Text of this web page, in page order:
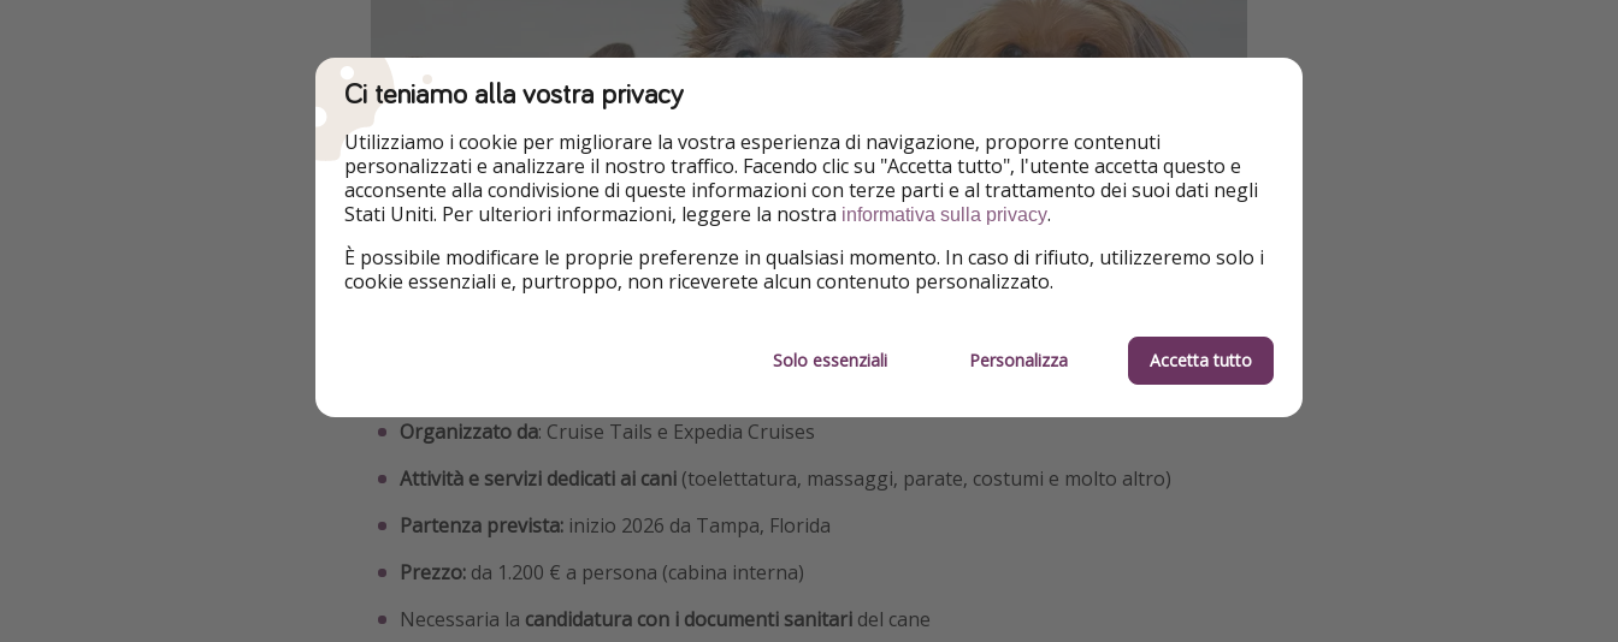
Tutte le info ℹ️
Organizzato da: Cruise Tails e Expedia Cruises
Attività e servizi dedicati ai cani (toelettatura, massaggi, parate, costumi e molto altro)
Partenza prevista: inizio 2026 da Tampa, Florida
Prezzo: da 1.200 € a persona (cabina interna)
Necessaria la candidatura con i documenti sanitari del cane
Ci teniamo alla vostra privacy
Utilizziamo i cookie per migliorare la vostra esperienza di navigazione, proporre contenuti
personalizzati e analizzare il nostro traffico. Facendo clic su "Accetta tutto", l'utente accetta questo e
acconsente alla condivisione di queste informazioni con terze parti e al trattamento dei suoi dati negli
Stati Uniti. Per ulteriori informazioni, leggere la nostra informativa sulla privacy.
È possibile modificare le proprie preferenze in qualsiasi momento. In caso di rifiuto, utilizzeremo solo i
cookie essenziali e, purtroppo, non riceverete alcun contenuto personalizzato.
Solo essenziali Personalizza Accetta tutto